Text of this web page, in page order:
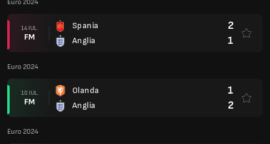
Euro 2024
14 IUL.
FM
Spania
Anglia
2
1
Euro 2024
10 IUL.
FM
Olanda
Anglia
1
2
Euro 2024